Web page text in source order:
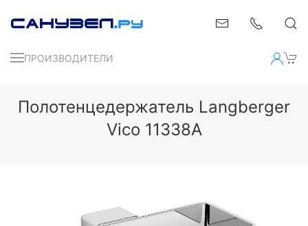
ПРОИЗВОДИТЕЛИ
Полотенцедержатель Langberger
Vico 11338A